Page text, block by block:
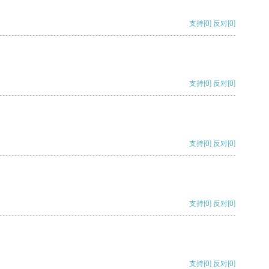
支持[0] 反对[0]
支持[0] 反对[0]
支持[0] 反对[0]
支持[0] 反对[0]
支持[0] 反对[0]